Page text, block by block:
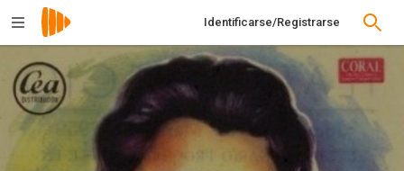
Identificarse/Registrarse